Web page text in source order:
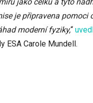
jako celku a tyto
je připravena pomoci
moderní fyziky,“
ESA Carole Mundell.